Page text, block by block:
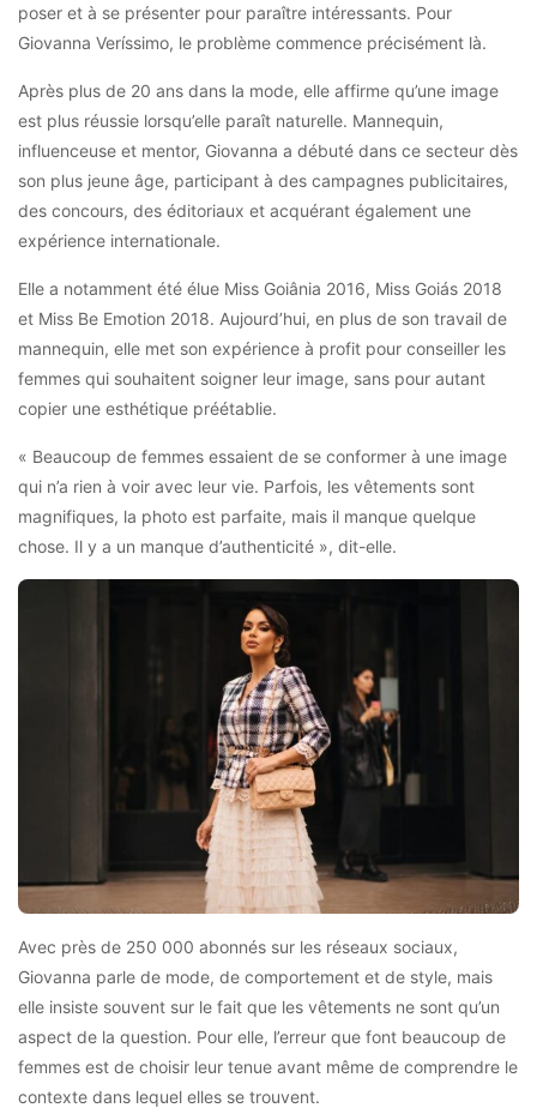
poser et à se présenter pour paraître intéressants. Pour
Giovanna Veríssimo, le problème commence précisément là.
Après plus de 20 ans dans la mode, elle affirme qu’une image
est plus réussie lorsqu’elle paraît naturelle. Mannequin,
influenceuse et mentor, Giovanna a débuté dans ce secteur dès
son plus jeune âge, participant à des campagnes publicitaires,
des concours, des éditoriaux et acquérant également une
expérience internationale.
Elle a notamment été élue Miss Goiânia 2016, Miss Goiás 2018
et Miss Be Emotion 2018. Aujourd’hui, en plus de son travail de
mannequin, elle met son expérience à profit pour conseiller les
femmes qui souhaitent soigner leur image, sans pour autant
copier une esthétique préétablie.
« Beaucoup de femmes essaient de se conformer à une image
qui n’a rien à voir avec leur vie. Parfois, les vêtements sont
magnifiques, la photo est parfaite, mais il manque quelque
chose. Il y a un manque d’authenticité », dit-elle.
Avec près de 250 000 abonnés sur les réseaux sociaux,
Giovanna parle de mode, de comportement et de style, mais
elle insiste souvent sur le fait que les vêtements ne sont qu’un
aspect de la question. Pour elle, l’erreur que font beaucoup de
femmes est de choisir leur tenue avant même de comprendre le
contexte dans lequel elles se trouvent.